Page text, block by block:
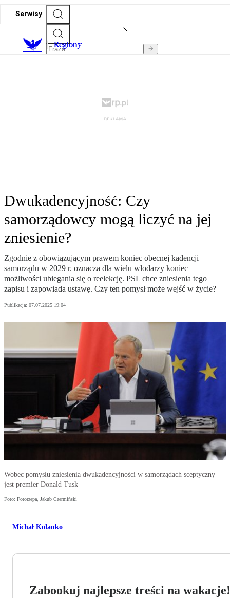
Serwisy
Regiony
Dwukadencyjność: Czy
samorządowcy mogą liczyć na jej
zniesienie?
Zgodnie z obowiązującym prawem koniec obecnej kadencji
samorządu w 2029 r. oznacza dla wielu włodarzy koniec
możliwości ubiegania się o reelekcję. PSL chce zniesienia tego
zapisu i zapowiada ustawę. Czy ten pomysł może wejść w życie?
Publikacja: 07.07.2025 19:04
Wobec pomysłu zniesienia dwukadencyjności w samorządach sceptyczny
jest premier Donald Tusk
Foto: Fotorzepa, Jakub Czermiński
Michał Kolanko
Zabookuj najlepsze treści na wakacje!